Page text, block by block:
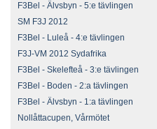
F3Bel - Älvsbyn - 5:e tävlingen
SM F3J 2012
F3Bel - Luleå - 4:e tävlingen
F3J-VM 2012 Sydafrika
F3Bel - Skelefteå - 3:e tävlingen
F3Bel - Boden - 2:a tävlingen
F3Bel - Älvsbyn - 1:a tävlingen
Nollåttacupen, Vårmötet